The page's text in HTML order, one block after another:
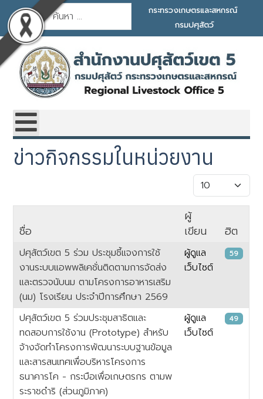
การค้นหา
กระทรวงเกษตรและสหกรณ์
กรมปศุสัตว์
ข่าวกิจกรรมในหน่วยงาน
แสดง #
ชื่อ
ผู้
เขียน
ฮิต
ปศุสัตว์เขต 5 ร่วม ประชุมชี้แจงการใช้
งานระบบแอพพลิเคชั่นติดตามการจัดส่ง
และตรวจนับนม ตามโครงการอาหารเสริม
(นม) โรงเรียน ประจำปีการศึกษา 2569
ผู้ดูแล
เว็บไซต์
59
ปศุสัตว์เขต 5 ร่วมประชุมสาธิตและ
ทดสอบการใช้งาน (Prototype) สำหรับ
จ้างจัดทำโครงการพัฒนาระบบฐานข้อมูล
และสารสนเทศเพื่อบริหารโครงการ
ธนาคารโค - กระบือเพื่อเกษตรกร ตามพ
ระราชดำริ (ส่วนภูมิภาค)
ผู้ดูแล
เว็บไซต์
49